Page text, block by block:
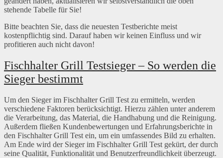
stehende Tabelle für Sie!
Bitte beachten Sie, dass die neuesten Testberichte meist
kostenpflichtig sind. Darauf haben wir keinen Einfluss und wir
profitieren auch nicht davon!
Fischhalter Grill Testsieger – So werden die
Sieger bestimmt
Um den Sieger im Fischhalter Grill Test zu ermitteln, werden
verschiedene Faktoren berücksichtigt. Hierzu zählen unter anderem
die Verarbeitung, das Material, die Handhabung und die Reinigung.
Außerdem fließen Kundenbewertungen und Erfahrungsberichte in
den Fischhalter Grill Test ein, um ein umfassendes Bild zu erhalten.
Am Ende wird der Sieger im Fischhalter Grill Test gekürt, der durch
seine Qualität, Funktionalität und Benutzerfreundlichkeit überzeugt.